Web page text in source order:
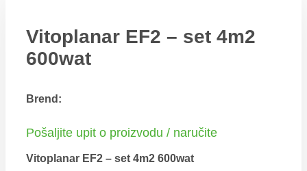
Vitoplanar EF2 – set 4m2
600wat
Brend:
Pošaljite upit o proizvodu / naručite
Vitoplanar EF2 – set 4m2 600wat